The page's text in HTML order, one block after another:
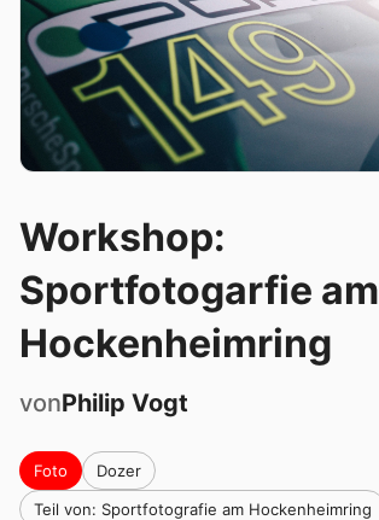
Workshop:
Sportfotogarfie am
Hockenheimring
vonPhilip Vogt
Foto
Dozer
Teil von: Sportfotografie am Hockenheimring